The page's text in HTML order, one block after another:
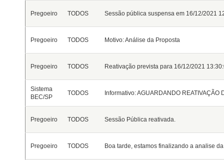
Pregoeiro TODOS Sessão pública suspensa em 16/12/2021
Pregoeiro TODOS Motivo: Análise da Proposta
Pregoeiro TODOS Reativação prevista para 16/12/2021
Sistema
BEC/SP
TODOS Informativo: AGUARDANDO REATIVAÇÃO
Pregoeiro TODOS Sessão Pública reativada.
Pregoeiro TODOS Boa tarde, estamos finalizando a analise